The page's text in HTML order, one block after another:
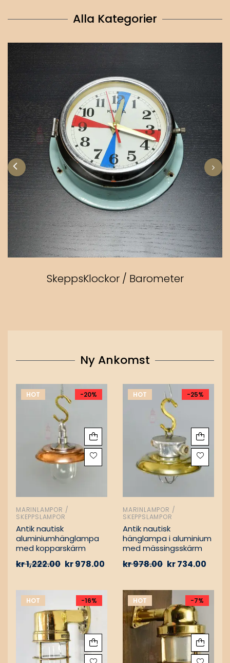
Alla Kategorier
SkeppsKlockor / Barometer
Ny Ankomst
HOT -20%
MARINLAMPOR /
SKEPPSLAMPOR
Antik nautisk
aluminiumhänglampa
med kopparskärm
kr1,222.00 kr978.00
HOT -25%
MARINLAMPOR /
SKEPPSLAMPOR
Antik nautisk
hänglampa i aluminium
med mässingsskärm
kr978.00 kr734.00
HOT -16% HOT -7%